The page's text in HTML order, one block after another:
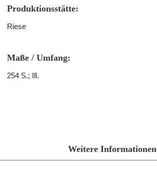
Produktionsstätte:
Riese
Maße / Umfang:
254 S.; Ill.
Weitere Informationen